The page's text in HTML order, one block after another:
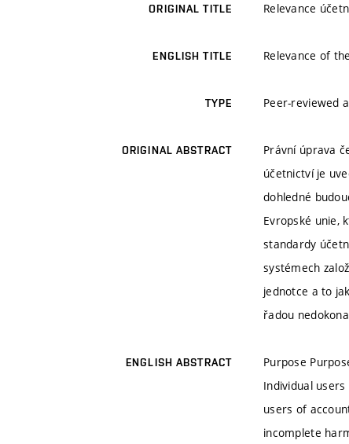
ORIGINAL TITLE Relevance
ENGLISH TITLE Relevance of
TYPE Peer-reviewed
ORIGINAL ABSTRACT
Právní úprava
účetnictví je
dohledné
Evropské unie,
standardy
systémech
jednotce a to
řadou
ENGLISH ABSTRACT
Purpose
Individual
users of
incomplete